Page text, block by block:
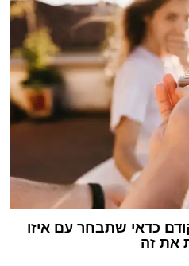
כדאי שתבחר עם איזו
את זה